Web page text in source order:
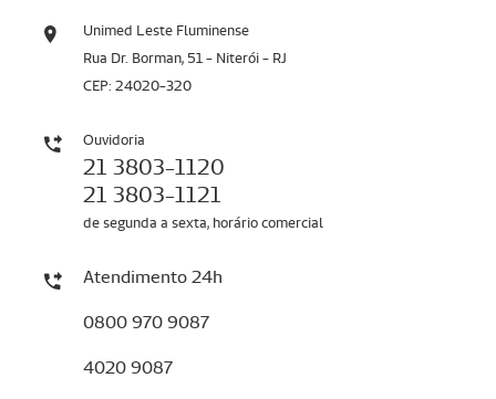
Unimed Leste Fluminense
Rua Dr. Borman, 51 - Niterói - RJ
CEP: 24020-320
Ouvidoria
21 3803-1120
21 3803-1121
de segunda a sexta, horário comercial
Atendimento 24h
0800 970 9087
4020 9087